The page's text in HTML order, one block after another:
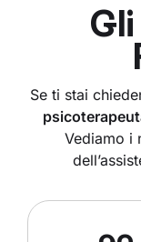
Se ti stai
Vediamo i